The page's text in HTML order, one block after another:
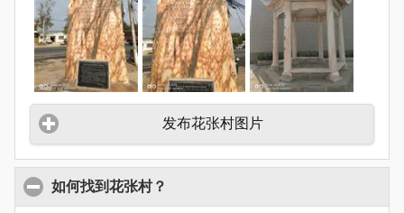
发布花张村图片
如何找到花张村？